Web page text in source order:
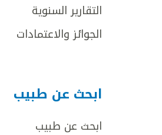
التقارير السنوية
الجوائز والاعتمادات
ابحث عن طبيب
ابحث عن طبيب